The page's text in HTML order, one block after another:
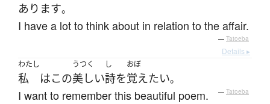
あります。
I have a lot to think about in relation to the affair.
— Tatoeba
Details ▸
わたし
私 はこの
うつく
美しい
し
詩を
おぼ
覚えたい。
I want to remember this beautiful poem. — Tatoeba